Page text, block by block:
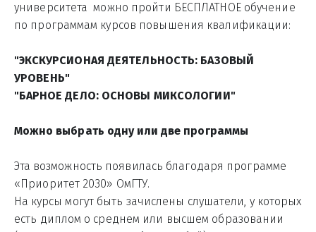
университета  можно пройти БЕСПЛАТНОЕ обучение
по программам курсов повышения квалификации:
"ЭКСКУРСИОНАЯ ДЕЯТЕЛЬНОСТЬ: БАЗОВЫЙ
УРОВЕНЬ"
"БАРНОЕ ДЕЛО: ОСНОВЫ МИКСОЛОГИИ"
Можно выбрать одну или две программы
Эта возможность появилась благодаря программе
«Приоритет 2030» ОмГТУ.
На курсы могут быть зачислены слушатели, у которых
есть диплом о среднем или высшем образовании